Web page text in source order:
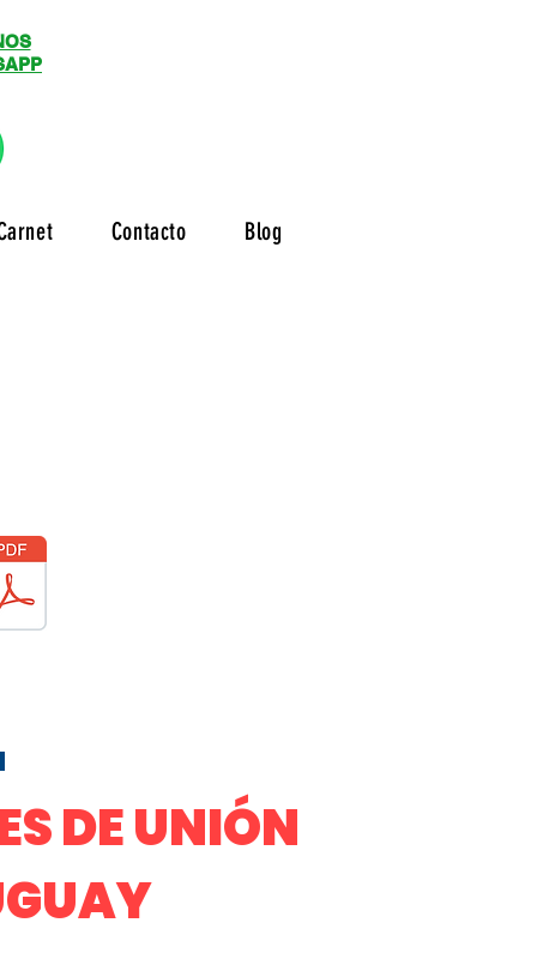
Contacto Blog
DE UNIÓN